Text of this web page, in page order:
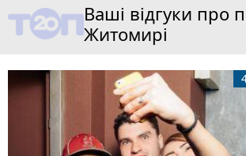
Ваші відгуки про
Житомирі